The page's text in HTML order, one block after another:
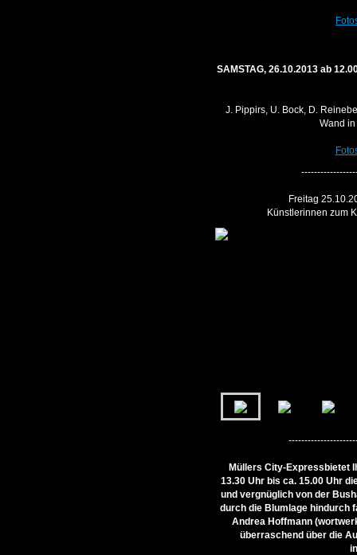
SAMSTAG, 26.10.2013 ab
J. Pippirs, U. Bock, D.
Wand
Freitag
Künstlerinnen zum
Müllers City-Expressbietet
13.30 Uhr bis ca. 15.00 Uhr
und vergnüglich von der
durch die Blumlage hindurch
Andrea Hoffmann
überraschend über die